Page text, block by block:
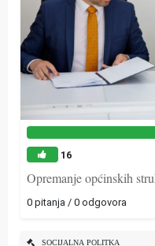
16
Opremanje općinskih
0 pitanja / 0 odgovora
SOCIJALNA POLITKA